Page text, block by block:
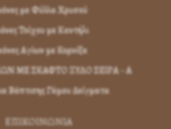
με Φύλλα Χρυσού
Τοίχου με Καντήλι
Αγίων με Κορνίζα
ΜΕ ΣΚΑΦΤΟ ΞΥΛΟ ΣΕΙΡΑ - Α
Βάπτισης Γάμου Δείγματα
ΕΠΙΚΟΙΝΩΝΊΑ